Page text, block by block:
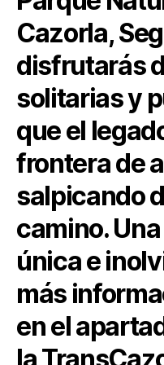
Cazorla,
disfrutarás
solitarias y
que el
frontera de
salpicando
camino.
única e
más
en el
la